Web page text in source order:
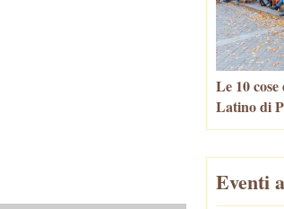
Le 10
Latino di
Eventi